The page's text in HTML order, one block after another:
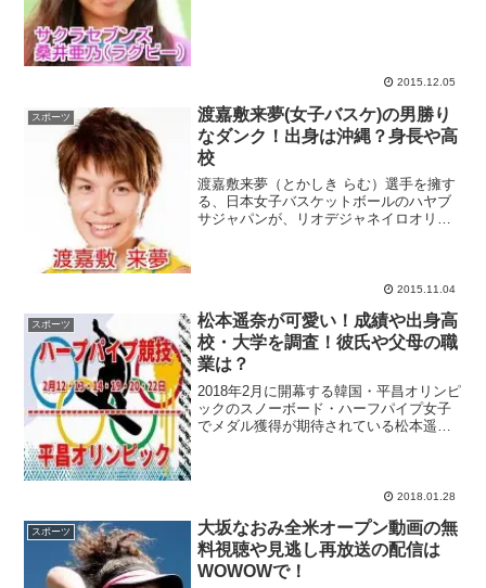
2015.12.05
スポーツ
渡嘉敷来夢(女子バスケ)の男勝り
なダンク！出身は沖縄？身長や高
校
渡嘉敷来夢（とかしき らむ）選手を擁す
る、日本女子バスケットボールのハヤブ
サジャパンが、リオデジャネイロオリン
2015.11.04
スポーツ
松本遥奈が可愛い！成績や出身高
校・大学を調査！彼氏や父母の職
業は？
2018年2月に開幕する韓国・平昌オリンピ
ックのスノーボード・ハーフパイプ女子
でメダル獲得が期待されている松本遥奈
2018.01.28
スポーツ
大坂なおみ全米オープン動画の無
料視聴や見逃し再放送の配信は
WOWOWで！